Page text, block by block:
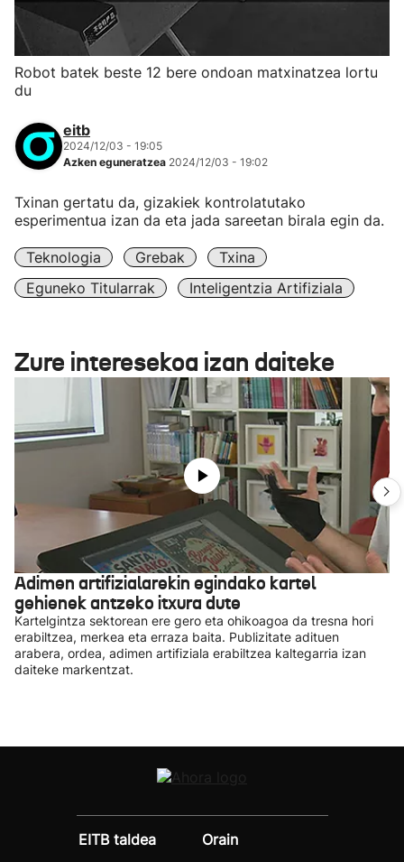
Robot batek beste 12 bere ondoan matxinatzea lortu
du
eitb
2024/12/03 - 19:05
Azken eguneratzea 2024/12/03 - 19:02
Txinan gertatu da, gizakiek kontrolatutako
esperimentua izan da eta jada sareetan birala egin da.
Teknologia Grebak
Txina
Eguneko Titularrak
Inteligentzia Artifiziala
Zure interesekoa izan daiteke
Adimen artifizialarekin egindako kartel
gehienek antzeko itxura dute
Kartelgintza sektorean ere gero eta ohikoagoa da tresna hori
erabiltzea, merkea eta erraza baita. Publizitate adituen
arabera, ordea, adimen artifiziala erabiltzea kaltegarria izan
daiteke markentzat.
EITB taldea
Orain